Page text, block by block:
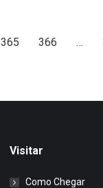
365 366 …
Visitar
Como Chegar